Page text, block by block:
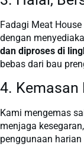
Fadagi Meat
dengan
dan diproses di
bebas dari bau
4. Kemasan
Kami mengemas
menjaga
penggunaan